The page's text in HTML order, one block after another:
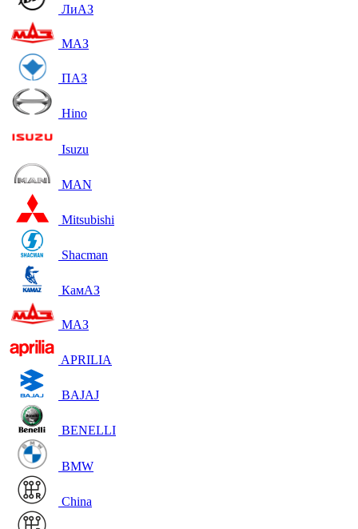
ЛиАЗ
МАЗ
ПАЗ
Hino
Isuzu
MAN
Mitsubishi
Shacman
КамАЗ
МАЗ
APRILIA
BAJAJ
BENELLI
BMW
China